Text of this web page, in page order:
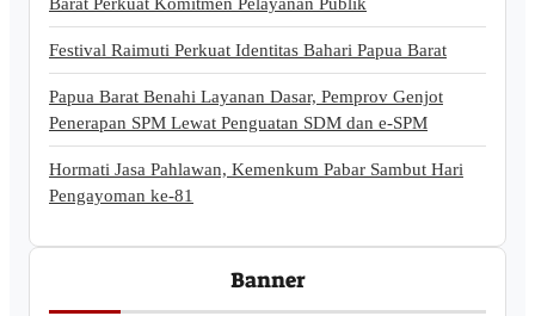
Festival Raimuti Perkuat Identitas Bahari Papua Barat
Papua Barat Benahi Layanan Dasar, Pemprov Genjot
Penerapan SPM Lewat Penguatan SDM dan e-SPM
Hormati Jasa Pahlawan, Kemenkum Pabar Sambut Hari
Pengayoman ke-81
Banner